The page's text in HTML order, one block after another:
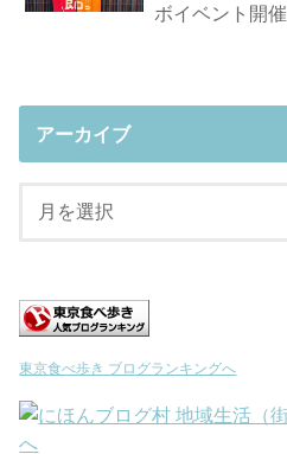
ボイベント開催
アーカイブ
東京食べ歩き ブログランキングへ